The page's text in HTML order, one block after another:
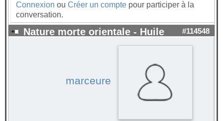
Connexion ou Créer un compte pour participer à la
conversation.
Nature morte orientale - Huile #114548
marceure